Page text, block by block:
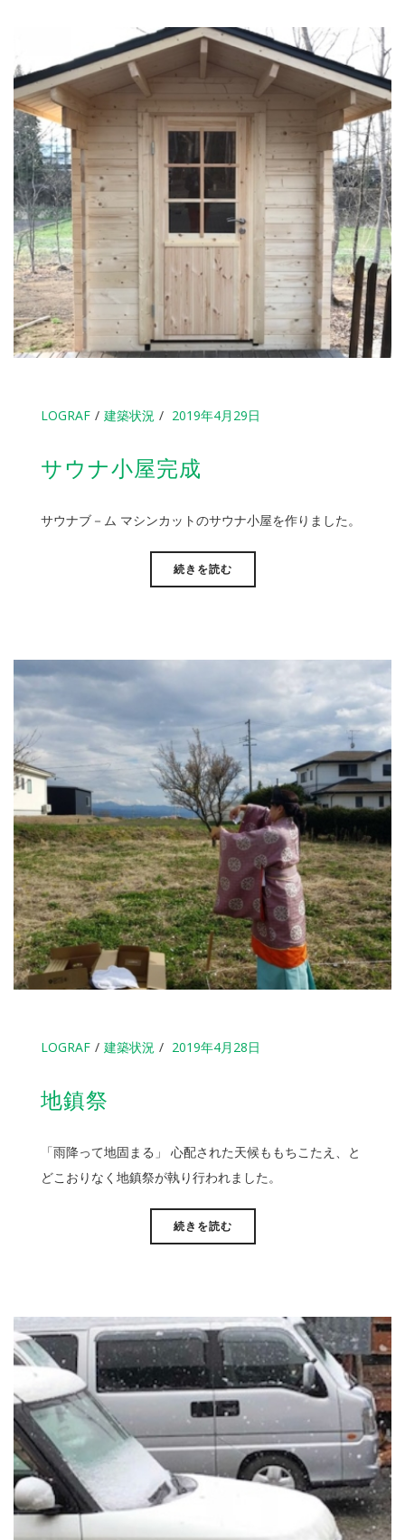
LOGRAF 建築状況 2019年4月29日
サウナ小屋完成
サウナブ－ム マシンカットのサウナ小屋を作りました。
続きを読む
LOGRAF 建築状況 2019年4月28日
地鎮祭
「雨降って地固まる」 心配された天候ももちこたえ、と
どこおりなく地鎮祭が執り行われました。
続きを読む